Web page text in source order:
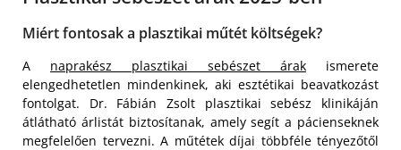
Miért fontosak a plasztikai műtét költségek?
A naprakész plasztikai sebészet árak ismerete
elengedhetetlen mindenkinek, aki esztétikai beavatkozást
fontolgat. Dr. Fábián Zsolt plasztikai sebész klinikáján
átlátható árlistát biztosítanak, amely segít a pácienseknek
megfelelően tervezni. A műtétek díjai többféle tényezőtől